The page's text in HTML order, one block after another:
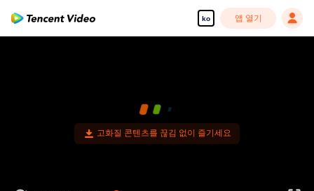
ko 앱 열기
고화질 콘텐츠를 끊김 없이 즐기세요